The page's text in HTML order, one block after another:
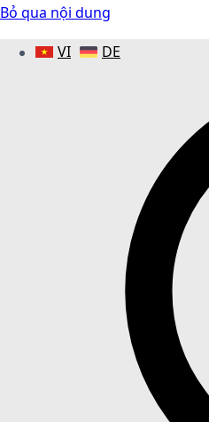
Bỏ qua nội dung
VI
DE